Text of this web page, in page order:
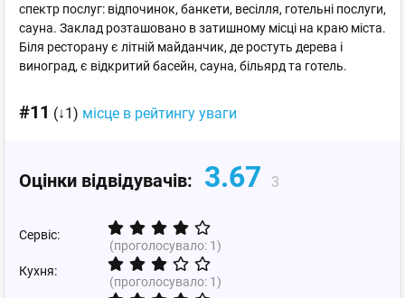
спектр послуг: відпочинок, банкети, весілля, готельні послуги,
сауна. Заклад розташовано в затишному місці на краю міста.
Біля ресторану є літній майданчик, де ростуть дерева і
виноград, є відкритий басейн, сауна, більярд та готель.
#11 (↓1) місце в рейтингу уваги
Оцінки відвідувачів: 3.67 3
Сервіс:
(проголосувало: 1)
Кухня:
(проголосувало: 1)